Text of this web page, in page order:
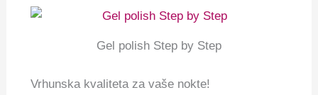
Gel polish Step by Step
Vrhunska kvaliteta za vaše nokte!